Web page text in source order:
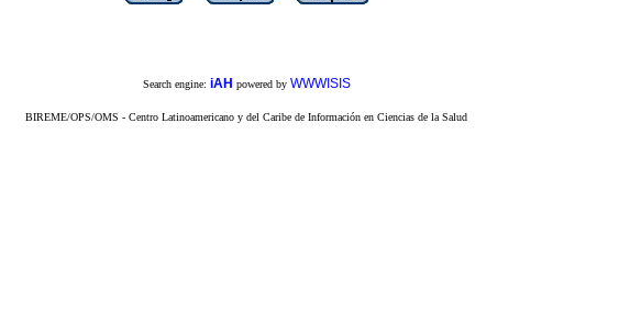
Search engine: iAH powered by WWWISIS
BIREME/OPS/OMS - Centro Latinoamericano y del Caribe de Información en Ciencias de la Salud